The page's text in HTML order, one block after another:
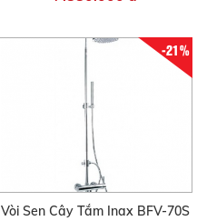
-21%
Vòi Sen Cây Tắm Inax BFV-70S